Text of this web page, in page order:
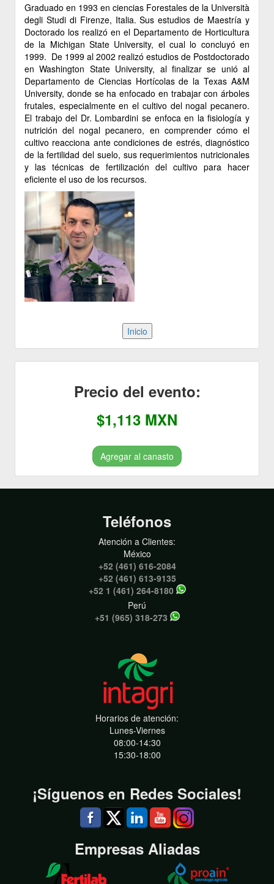
Graduado en 1993 en ciencias Forestales de la Università
degli Studi di Firenze, Italia. Sus estudios de Maestría y
Doctorado los realizó en el Departamento de Horticultura
de la Michigan State University, el cual lo concluyó en
1999. De 1999 al 2002 realizó estudios de Postdoctorado
en Washington State University, al finalizar se unió al
Departamento de Ciencias Hortícolas de la Texas A&M
University, donde se ha enfocado en trabajar con árboles
frutales, especialmente en el cultivo del nogal pecanero.
El trabajo del Dr. Lombardini se enfoca en la fisiología y
nutrición del nogal pecanero, en comprender cómo el
cultivo reacciona ante condiciones de estrés, diagnóstico
de la fertilidad del suelo, sus requerimientos nutricionales
y las técnicas de fertilización del cultivo para hacer
eficiente el uso de los recursos.
Precio del evento:
$1,113 MXN
Agregar al canasto
Teléfonos
Atención a Clientes:
México
+52 (461) 616-2084
+52 (461) 613-9135
+52 1 (461) 264-8180
Perú
+51 (965) 318-273
Horarios de atención:
Lunes-Viernes
08:00-14:30
15:30-18:00
¡Síguenos en Redes Sociales!
Empresas Aliadas